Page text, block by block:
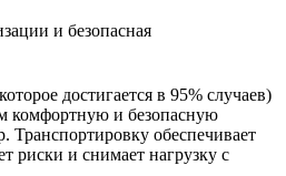
и безопасная
достигается в 95% случаев)
комфортную и безопасную
Транспортировку обеспечивает
риски и снимает нагрузку с